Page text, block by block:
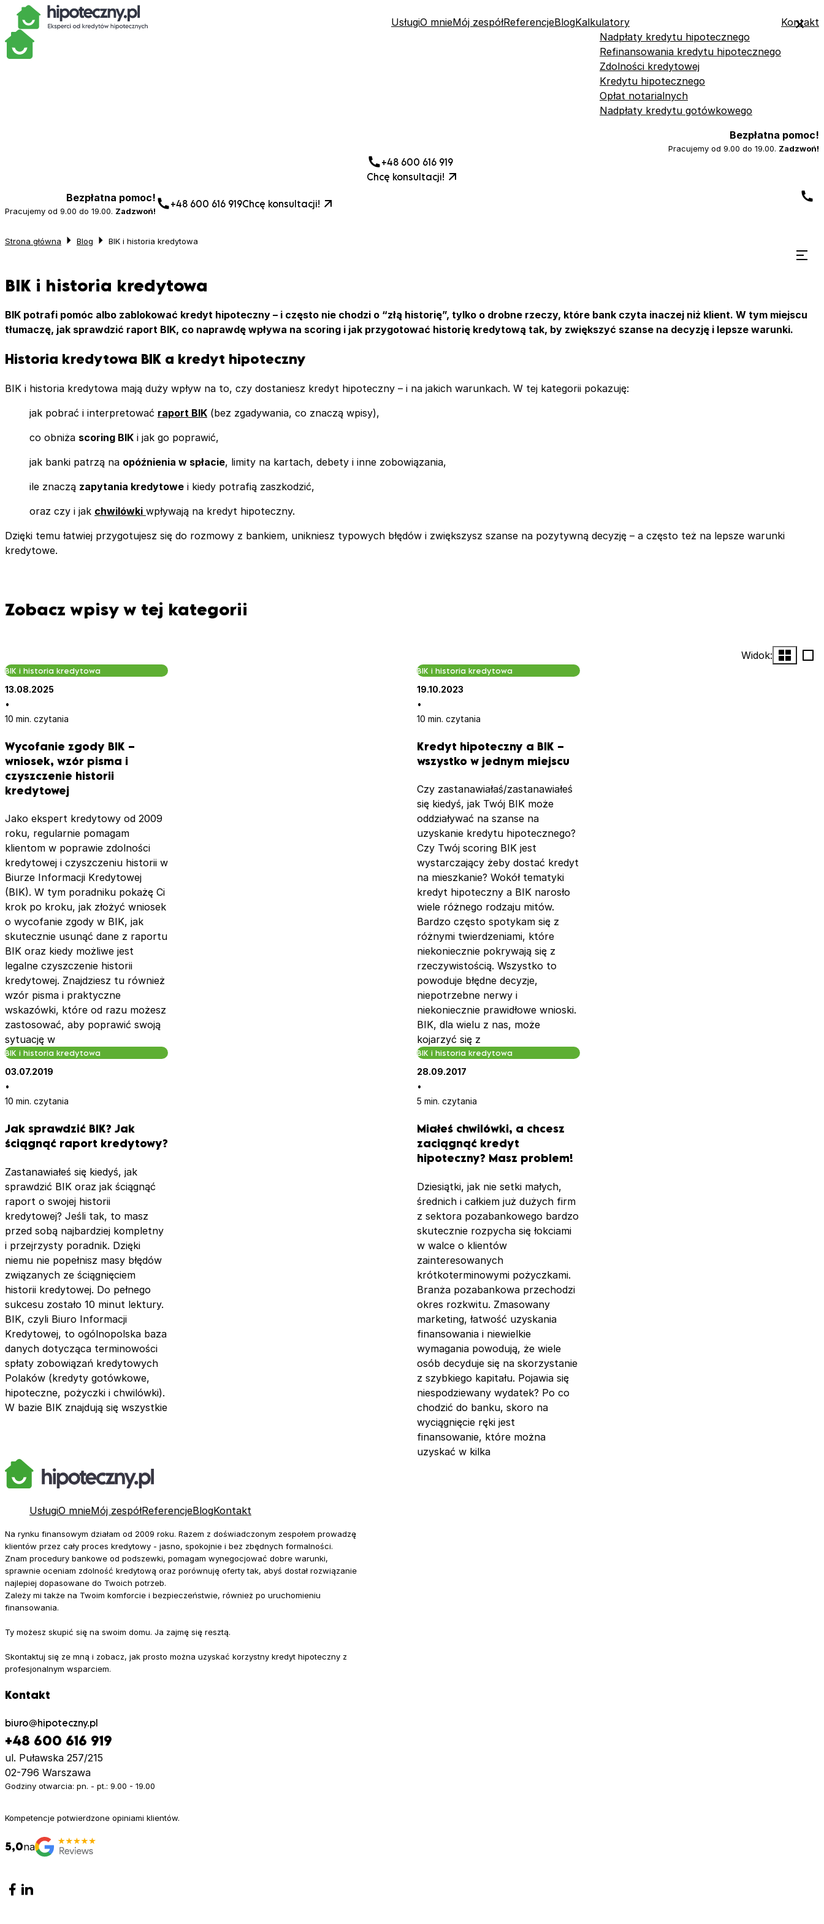
UsługiO mnieMój zespółReferencjeBlogKalkulatory
Nadpłaty kredytu hipotecznego
Refinansowania kredytu hipotecznego
Zdolności kredytowej
Kredytu hipotecznego
Opłat notarialnych
Nadpłaty kredytu gotówkowego
Kontakt
Bezpłatna pomoc!
Pracujemy od 9.00 do 19.00. Zadzwoń!
+48 600 616 919
Chcę konsultacji!
Bezpłatna pomoc!
Pracujemy od 9.00 do 19.00. Zadzwoń!
+48 600 616 919Chcę konsultacji!
Strona główna Blog BIK i historia kredytowa
BIK i historia kredytowa
BIK potrafi pomóc albo zablokować kredyt hipoteczny – i często nie chodzi o “złą historię”, tylko o drobne rzeczy, które bank czyta inaczej niż klient. W tym miejscu
tłumaczę, jak sprawdzić raport BIK, co naprawdę wpływa na scoring i jak przygotować historię kredytową tak, by zwiększyć szanse na decyzję i lepsze warunki.
Historia kredytowa BIK a kredyt hipoteczny
BIK i historia kredytowa mają duży wpływ na to, czy dostaniesz kredyt hipoteczny – i na jakich warunkach. W tej kategorii pokazuję:
jak pobrać i interpretować raport BIK (bez zgadywania, co znaczą wpisy),
co obniża scoring BIK i jak go poprawić,
jak banki patrzą na opóźnienia w spłacie, limity na kartach, debety i inne zobowiązania,
ile znaczą zapytania kredytowe i kiedy potrafią zaszkodzić,
oraz czy i jak chwilówki wpływają na kredyt hipoteczny.
Dzięki temu łatwiej przygotujesz się do rozmowy z bankiem, unikniesz typowych błędów i zwiększysz szanse na pozytywną decyzję – a często też na lepsze warunki
kredytowe.
Zobacz wpisy w tej kategorii
Widok:
BIK i historia kredytowa
13.08.2025
•
10 min. czytania
Wycofanie zgody BIK –
wniosek, wzór pisma i
czyszczenie historii
kredytowej
Jako ekspert kredytowy od 2009
roku, regularnie pomagam
klientom w poprawie zdolności
kredytowej i czyszczeniu historii w
Biurze Informacji Kredytowej
(BIK). W tym poradniku pokażę Ci
krok po kroku, jak złożyć wniosek
o wycofanie zgody w BIK, jak
skutecznie usunąć dane z raportu
BIK oraz kiedy możliwe jest
legalne czyszczenie historii
kredytowej. Znajdziesz tu również
wzór pisma i praktyczne
wskazówki, które od razu możesz
zastosować, aby poprawić swoją
sytuację w
BIK i historia kredytowa
19.10.2023
•
10 min. czytania
Kredyt hipoteczny a BIK –
wszystko w jednym miejscu
Czy zastanawiałaś/zastanawiałeś
się kiedyś, jak Twój BIK może
oddziaływać na szanse na
uzyskanie kredytu hipotecznego?
Czy Twój scoring BIK jest
wystarczający żeby dostać kredyt
na mieszkanie? Wokół tematyki
kredyt hipoteczny a BIK narosło
wiele różnego rodzaju mitów.
Bardzo często spotykam się z
różnymi twierdzeniami, które
niekoniecznie pokrywają się z
rzeczywistością. Wszystko to
powoduje błędne decyzje,
niepotrzebne nerwy i
niekoniecznie prawidłowe wnioski.
BIK, dla wielu z nas, może
kojarzyć się z
BIK i historia kredytowa
03.07.2019
•
10 min. czytania
Jak sprawdzić BIK? Jak
ściągnąć raport kredytowy?
Zastanawiałeś się kiedyś, jak
sprawdzić BIK oraz jak ściągnąć
raport o swojej historii
kredytowej? Jeśli tak, to masz
przed sobą najbardziej kompletny
i przejrzysty poradnik. Dzięki
niemu nie popełnisz masy błędów
związanych ze ściągnięciem
historii kredytowej. Do pełnego
sukcesu zostało 10 minut lektury.
BIK, czyli Biuro Informacji
Kredytowej, to ogólnopolska baza
danych dotycząca terminowości
spłaty zobowiązań kredytowych
Polaków (kredyty gotówkowe,
hipoteczne, pożyczki i chwilówki).
W bazie BIK znajdują się wszystkie
BIK i historia kredytowa
28.09.2017
•
5 min. czytania
Miałeś chwilówki, a chcesz
zaciągnąć kredyt
hipoteczny? Masz problem!
Dziesiątki, jak nie setki małych,
średnich i całkiem już dużych firm
z sektora pozabankowego bardzo
skutecznie rozpycha się łokciami
w walce o klientów
zainteresowanych
krótkoterminowymi pożyczkami.
Branża pozabankowa przechodzi
okres rozkwitu. Zmasowany
marketing, łatwość uzyskania
finansowania i niewielkie
wymagania powodują, że wiele
osób decyduje się na skorzystanie
z szybkiego kapitału. Pojawia się
niespodziewany wydatek? Po co
chodzić do banku, skoro na
wyciągnięcie ręki jest
finansowanie, które można
uzyskać w kilka
UsługiO mnieMój zespółReferencjeBlogKontakt
Na rynku finansowym działam od 2009 roku. Razem z doświadczonym zespołem prowadzę
klientów przez cały proces kredytowy - jasno, spokojnie i bez zbędnych formalności.
Znam procedury bankowe od podszewki, pomagam wynegocjować dobre warunki,
sprawnie oceniam zdolność kredytową oraz porównuję oferty tak, abyś dostał rozwiązanie
najlepiej dopasowane do Twoich potrzeb.
Zależy mi także na Twoim komforcie i bezpieczeństwie, również po uruchomieniu
finansowania.
Ty możesz skupić się na swoim domu. Ja zajmę się resztą.
Skontaktuj się ze mną i zobacz, jak prosto można uzyskać korzystny kredyt hipoteczny z
profesjonalnym wsparciem.
Kontakt
biuro hipoteczny.pl
+48 600 616 919
ul. Puławska 257/215
02-796 Warszawa
Godziny otwarcia: pn. - pt.: 9.00 - 19.00
Kompetencje potwierdzone opiniami klientów.
5,0na